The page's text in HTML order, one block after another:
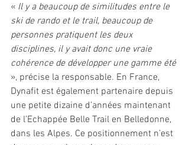
« Il y a beaucoup de similitudes entre le
ski de rando et le trail, beaucoup de
personnes pratiquent les deux
disciplines, il y avait donc une vraie
cohérence de développer une gamme été
», précise la responsable. En France,
Dynafit est également partenaire depuis
une petite dizaine d’années maintenant
de l’Echappée Belle Trail en Belledonne,
dans les Alpes. Ce positionnement n’est